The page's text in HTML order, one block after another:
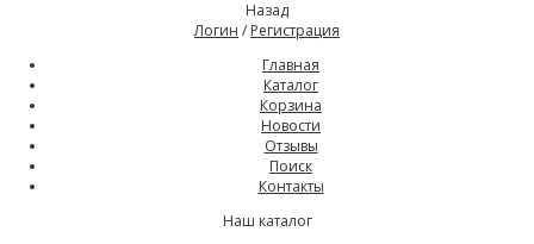
Назад
Логин / Регистрация
Главная
Каталог
Корзина
Новости
Отзывы
Поиск
Контакты
Наш каталог